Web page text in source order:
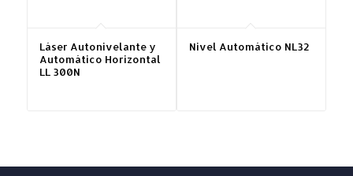
Láser Autonivelante y
Automático Horizontal
LL 300N
Nivel Automático NL32